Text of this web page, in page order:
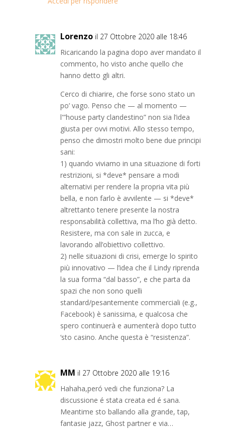
Lorenzo il 27 Ottobre 2020 alle 18:46
Ricaricando la pagina dopo aver mandato il
commento, ho visto anche quello che
hanno detto gli altri.
Cerco di chiarire, che forse sono stato un
po’ vago. Penso che — al momento —
l'”house party clandestino” non sia l’idea
giusta per ovvi motivi. Allo stesso tempo,
penso che dimostri molto bene due principi
sani:
1) quando viviamo in una situazione di forti
restrizioni, si *deve* pensare a modi
alternativi per rendere la propria vita più
bella, e non farlo è avvilente — si *deve*
altrettanto tenere presente la nostra
responsabilità collettiva, ma l’ho già detto.
Resistere, ma con sale in zucca, e
lavorando all’obiettivo collettivo.
2) nelle situazioni di crisi, emerge lo spirito
più innovativo — l’idea che il Lindy riprenda
la sua forma “dal basso”, e che parta da
spazi che non sono quelli
standard/pesantemente commerciali (e.g.,
Facebook) è sanissima, e qualcosa che
spero continuerà e aumenterà dopo tutto
‘sto casino. Anche questa è “resistenza”.
MM il 27 Ottobre 2020 alle 19:16
Hahaha,peró vedi che funziona? La
discussione é stata creata ed é sana.
Meantime sto ballando alla grande, tap,
fantasie jazz, Ghost partner e via…